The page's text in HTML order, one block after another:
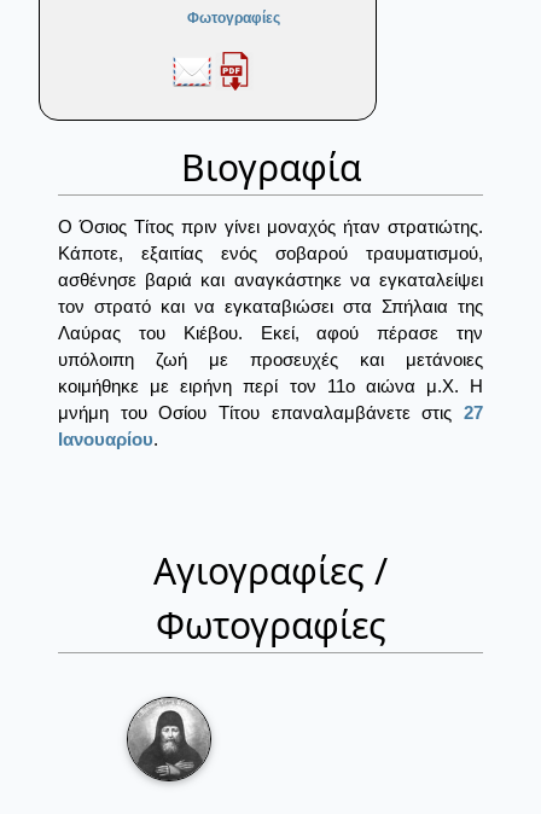
Φωτογραφίες
Βιογραφία
Ο Όσιος Τίτος πριν γίνει μοναχός ήταν στρατιώτης.
Κάποτε, εξαιτίας ενός σοβαρού τραυματισμού,
ασθένησε βαριά και αναγκάστηκε να εγκαταλείψει
τον στρατό και να εγκαταβιώσει στα Σπήλαια της
Λαύρας του Κιέβου. Εκεί, αφού πέρασε την
υπόλοιπη ζωή με προσευχές και μετάνoιες
κοιμήθηκε με ειρήνη περί τον 11ο αιώνα μ.Χ. Η
μνήμη του Οσίου Τίτου επαναλαμβάνετε στις 27
Ιανουαρίου.
Αγιογραφίες /
Φωτογραφίες